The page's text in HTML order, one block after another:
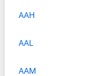
AAH
AAL
AAM